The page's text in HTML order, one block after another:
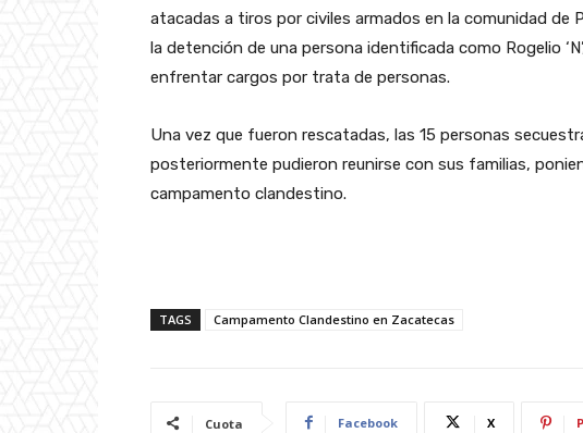
atacadas a tiros por civiles armados en la comunidad
la detención de una persona identificada como Rogelio
enfrentar cargos por trata de personas.
Una vez que fueron rescatadas, las 15 personas
posteriormente pudieron reunirse con sus familias,
campamento clandestino.
TAGS Campamento Clandestino en Zacatecas
Cuota Facebook X